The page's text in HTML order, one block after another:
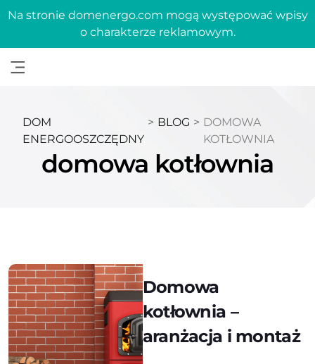
Na stronie domenergo.com mogą występować wpisy
o charakterze reklamowym.
DOM
ENERGOOSZCZĘDNY
> BLOG > DOMOWA
KOTŁOWNIA
domowa kotłownia
Domowa
kotłownia –
aranżacja i montaż